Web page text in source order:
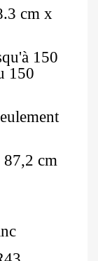
cm x
150
150
87,2 cm